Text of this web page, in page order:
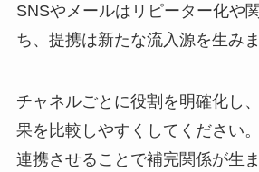
SNSやメールはリピーター化や
ち、提携は新たな流入源を生みま
チャネルごとに役割を明確化し
果を比較しやすくしてください
連携させることで補完関係が生